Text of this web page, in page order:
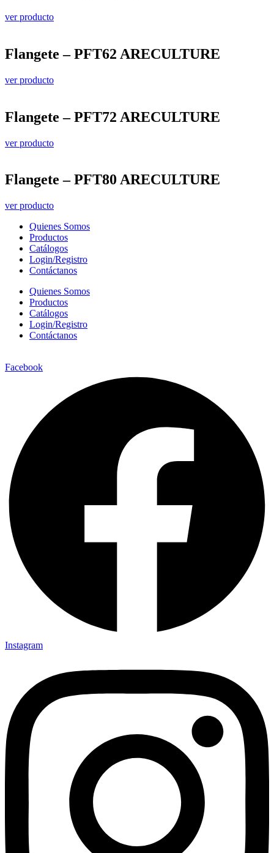
ver producto
Flangete – PFT62 ARECULTURE
ver producto
Flangete – PFT72 ARECULTURE
ver producto
Flangete – PFT80 ARECULTURE
ver producto
Quienes Somos
Productos
Catálogos
Login/Registro
Contáctanos
Quienes Somos
Productos
Catálogos
Login/Registro
Contáctanos
Facebook
Instagram